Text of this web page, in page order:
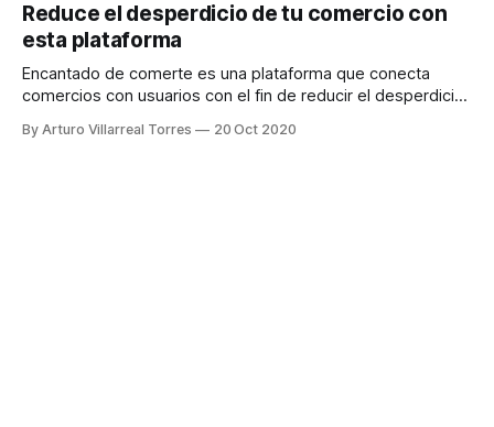
Reduce el desperdicio de tu comercio con
esta plataforma
Encantado de comerte es una plataforma que conecta
comercios con usuarios con el fin de reducir el desperdicio
By Arturo Villarreal Torres 20 Oct 2020